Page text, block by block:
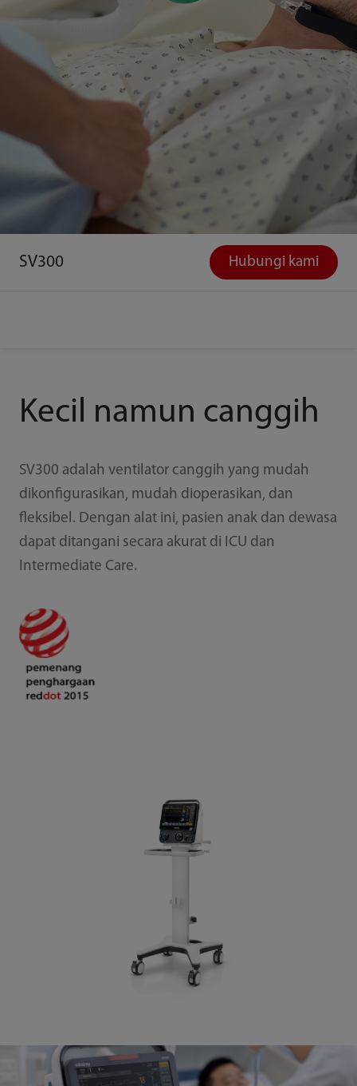
SV300 Hubungi kami
Kecil namun canggih
SV300 adalah ventilator canggih yang mudah
dikonfigurasikan, mudah dioperasikan, dan
fleksibel. Dengan alat ini, pasien anak dan dewasa
dapat ditangani secara akurat di ICU dan
Intermediate Care.